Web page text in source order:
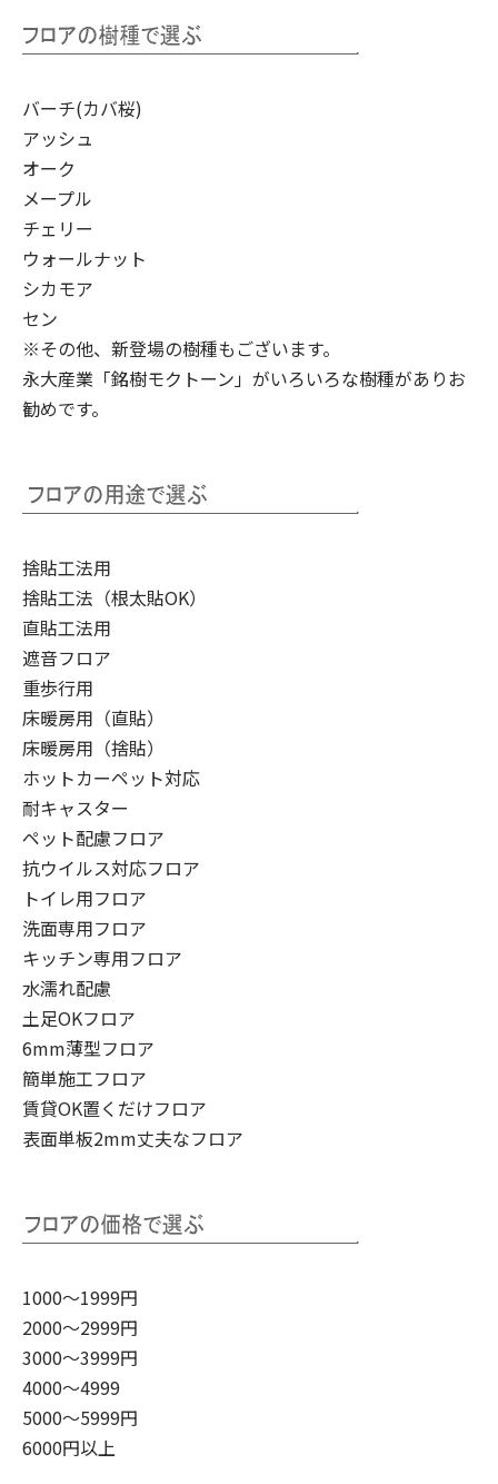
バーチ(カバ桜)
アッシュ
オーク
メープル
チェリー
ウォールナット
シカモア
セン
※その他、新登場の樹種もございます。
永大産業「銘樹モクトーン」 がいろいろな樹種がありお
勧めです。
捨貼工法用
捨貼工法（根太貼OK）
直貼工法用
遮音フロア
重歩行用
床暖房用（直貼）
床暖房用（捨貼）
ホットカーペット対応
耐キャスター
ペット配慮フロア
抗ウイルス対応フロア
トイレ用フロア
洗面専用フロア
キッチン専用フロア
水濡れ配慮
土足OKフロア
6mm薄型フロア
簡単施工フロア
賃貸OK置くだけフロア
表面単板2mm丈夫なフロア
1000～1999円
2000～2999円
3000～3999円
4000～4999
5000～5999円
6000円以上